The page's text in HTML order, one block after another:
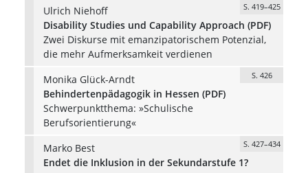
Ulrich Niehoff
S. 419–425
Disability Studies und Capability Approach (PDF)
Zwei Diskurse mit emanzipatorischem Potenzial,
die mehr Aufmerksamkeit verdienen
Monika Glück-Arndt
S. 426
Behindertenpädagogik in Hessen (PDF)
Schwerpunktthema: »Schulische
Berufsorientierung«
Marko Best
S. 427–434
Endet die Inklusion in der Sekundarstufe 1?